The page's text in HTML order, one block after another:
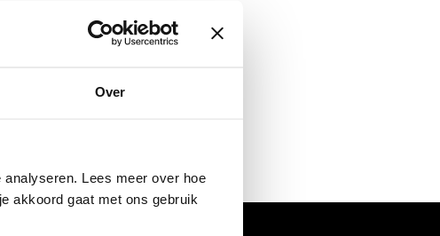
Over
Lees meer over hoe
akkoord gaat met ons gebruik